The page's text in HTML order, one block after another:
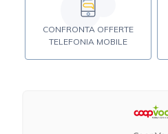
CONFRONTA OFFERTE
TELEFONIA MOBILE